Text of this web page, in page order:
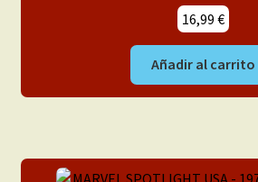
16,99 €
Añadir al carrito